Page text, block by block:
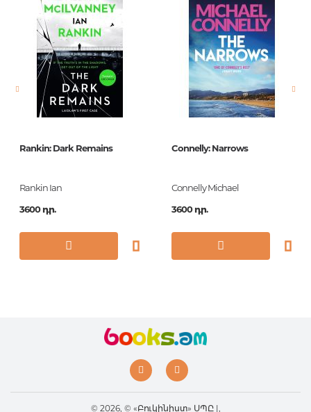
русский
Նորույթ ոչ
Էջերի քանակ
твердая
Հրատ. տարեթիվ 2018
Rankin: Dark Remains
Rankin Ian
3600 դր.
Connelly: Narrows
Connelly Michael
3600 դր.
© 2026, © «Բուկինիստ» ՍՊԸ |,